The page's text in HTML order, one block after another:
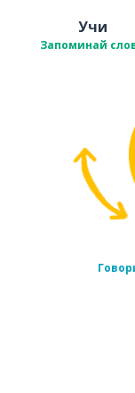
Учи
Запоминай